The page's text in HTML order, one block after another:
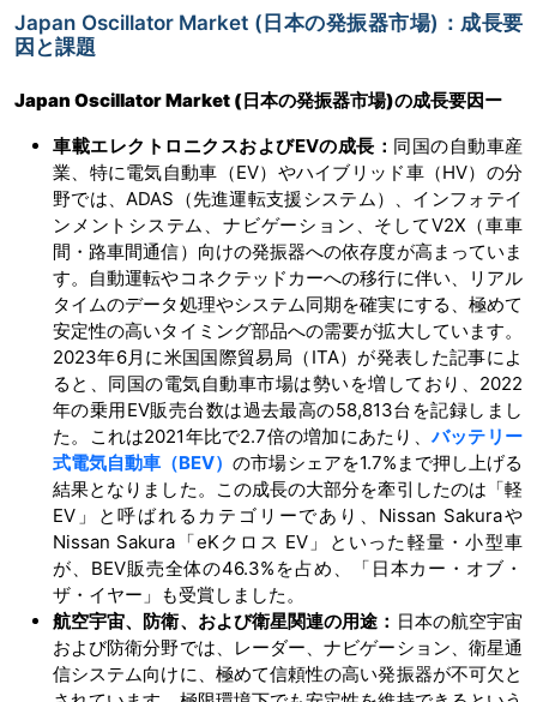
Japan Oscillator Market (日本の発振器市場)：成長要
因と課題
Japan Oscillator Market (日本の発振器市場)の成長要因ー
車載エレクトロニクスおよびEVの成長： 同国の自動車産
業、特に電気自動車（EV）やハイブリッド車（HV）の分
野では、ADAS（先進運転支援システム）、インフォテイ
ンメントシステム、ナビゲーション、そしてV2X（車車
間・路車間通信）向けの発振器への依存度が高まっていま
す。自動運転やコネクテッドカーへの移行に伴い、リアル
タイムのデータ処理やシステム同期を確実にする、極めて
安定性の高いタイミング部品への需要が拡大しています。
2023年6月に米国国際貿易局（ITA）が発表した記事によ
ると、同国の電気自動車市場は勢いを増しており、2022
年の乗用EV販売台数は過去最高の58,813台を記録しまし
た。これは2021年比で2.7倍の増加にあたり、バッテリー
式電気自動車（BEV）の市場シェアを1.7%まで押し上げる
結果となりました。この成長の大部分を牽引したのは「軽
EV」と呼ばれるカテゴリーであり、Nissan Sakuraや
Nissan Sakura「eKクロス EV」といった軽量・小型車
が、BEV販売全体の46.3%を占め、「日本カー・オブ・
ザ・イヤー」も受賞しました。
航空宇宙、防衛、および衛星関連の用途： 日本の航空宇宙
および防衛分野では、レーダー、ナビゲーション、衛星通
信システム向けに、極めて信頼性の高い発振器が不可欠と